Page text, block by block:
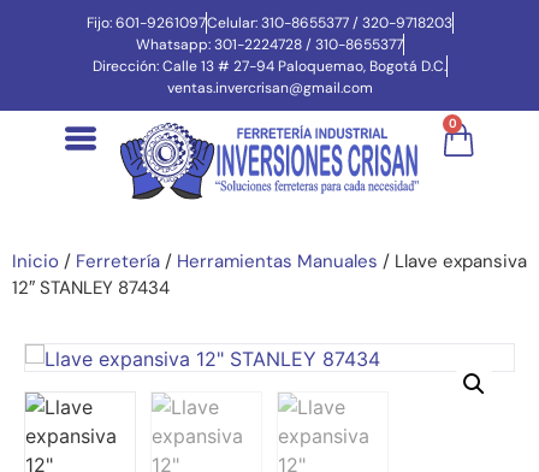
Fijo: 601-9261097Celular: 310-8655377 / 320-9718203
Whatsapp: 301-2224728 / 310-8655377
Dirección: Calle 13 # 27-94 Paloquemao, Bogotá D.C.
ventas.invercrisan@gmail.com
0
Inicio / Ferretería / Herramientas Manuales / Llave expansiva
12″ STANLEY 87434